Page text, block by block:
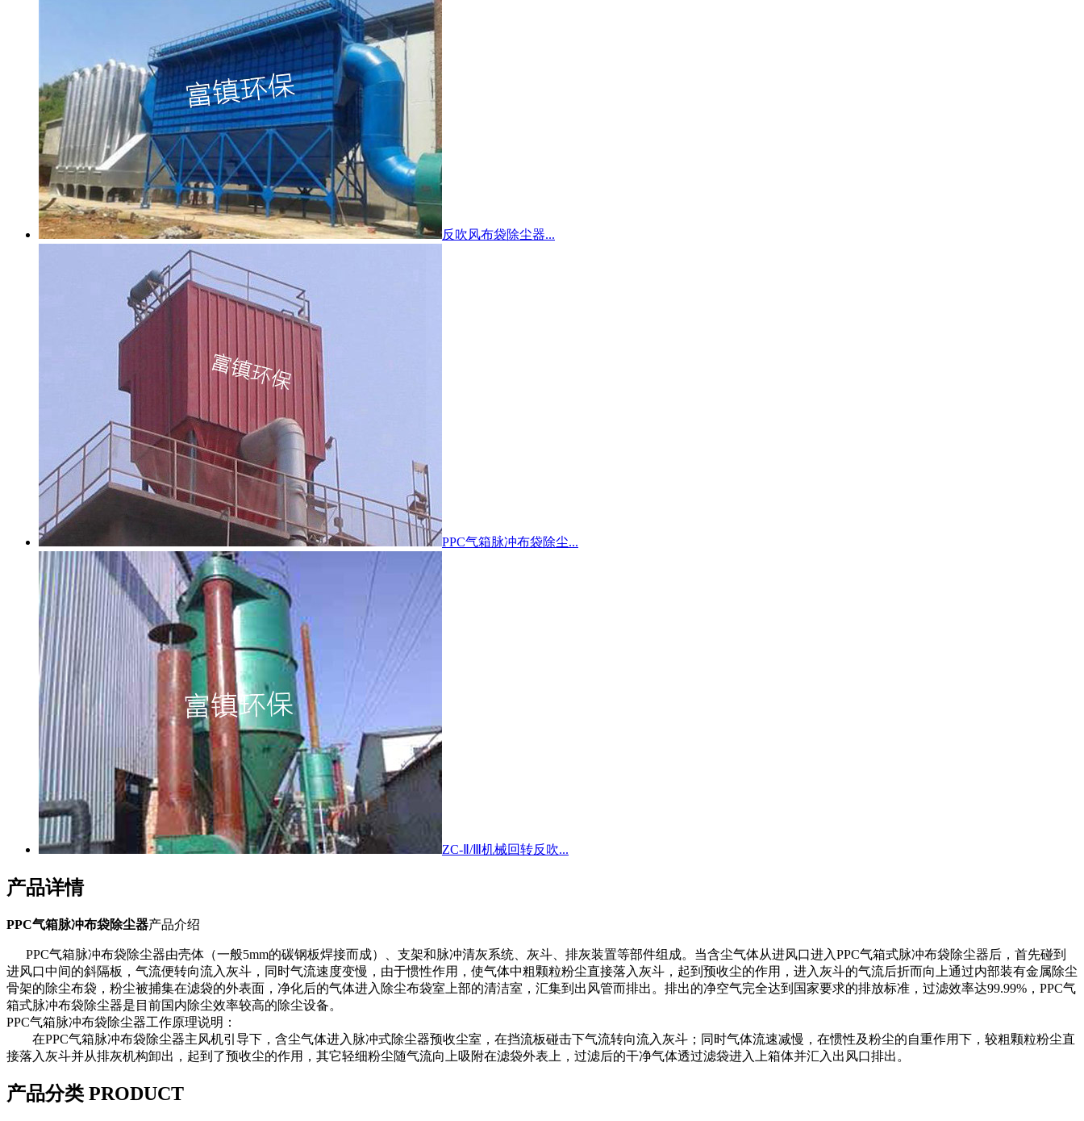
反吹风布袋除尘器...
PPC气箱脉冲布袋除尘...
ZC-Ⅱ/Ⅲ机械回转反吹...
产品详情
PPC气箱脉冲布袋除尘器产品介绍
PPC气箱脉冲布袋除尘器由壳体（一般5mm的碳钢板焊接而成）、支架和脉冲清灰系统、灰斗、排灰装置等部件组成。当含尘气体从进风口进入PPC气箱式脉冲布袋除尘器后，首先碰到
进风口中间的斜隔板，气流便转向流入灰斗，同时气流速度变慢，由于惯性作用，使气体中粗颗粒粉尘直接落入灰斗，起到预收尘的作用，进入灰斗的气流后折而向上通过内部装有金属除尘
骨架的除尘布袋，粉尘被捕集在滤袋的外表面，净化后的气体进入除尘布袋室上部的清洁室，汇集到出风管而排出。排出的净空气完全达到国家要求的排放标准，过滤效率达99.99%，PPC气
箱式脉冲布袋除尘器是目前国内除尘效率较高的除尘设备。
PPC气箱脉冲布袋除尘器工作原理说明：
在PPC气箱脉冲布袋除尘器主风机引导下，含尘气体进入脉冲式除尘器预收尘室，在挡流板碰击下气流转向流入灰斗；同时气体流速减慢，在惯性及粉尘的自重作用下，较粗颗粒粉尘直
接落入灰斗并从排灰机构卸出，起到了预收尘的作用，其它轻细粉尘随气流向上吸附在滤袋外表上，过滤后的干净气体透过滤袋进入上箱体并汇入出风口排出。
产品分类 PRODUCT